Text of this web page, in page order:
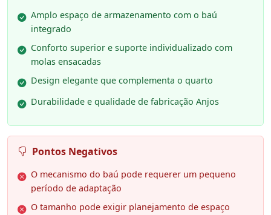
Amplo espaço de armazenamento com o baú
integrado
Conforto superior e suporte individualizado com
molas ensacadas
Design elegante que complementa o quarto
Durabilidade e qualidade de fabricação Anjos
Pontos Negativos
O mecanismo do baú pode requerer um pequeno
período de adaptação
O tamanho pode exigir planejamento de espaço